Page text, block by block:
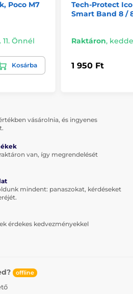
Poco M7
Önnél
Kosárba
Tech-Protect
Smart Band 8 /
Raktáron,
1 950 Ft
vásárolnia, és ingyenes
van, így megrendelését
mindent: panaszokat, kérdéseket
érdekes kedvezményekkel
offline